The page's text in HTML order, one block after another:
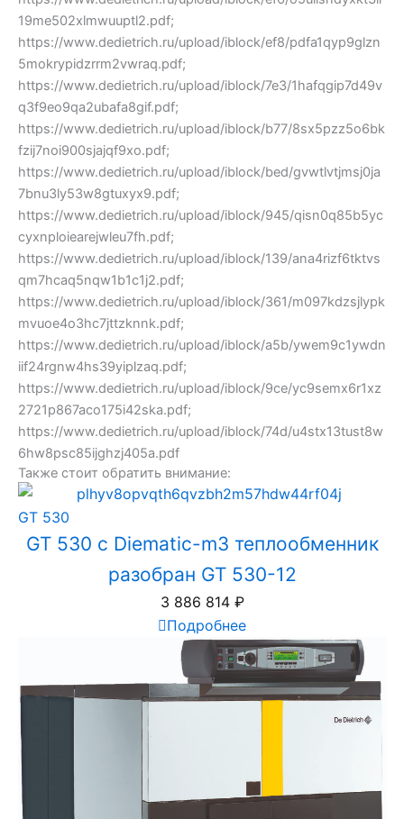
19me502xlmwuuptl2.pdf;
https://www.dedietrich.ru/upload/iblock/ef8/pdfa1qyp9glzn
5mokrypidzrrm2vwraq.pdf;
https://www.dedietrich.ru/upload/iblock/7e3/1hafqgip7d49v
q3f9eo9qa2ubafa8gif.pdf;
https://www.dedietrich.ru/upload/iblock/b77/8sx5pzz5o6bk
fzij7noi900sjajqf9xo.pdf;
https://www.dedietrich.ru/upload/iblock/bed/gvwtlvtjmsj0ja
7bnu3ly53w8gtuxyx9.pdf;
https://www.dedietrich.ru/upload/iblock/945/qisn0q85b5yc
cyxnploiearejwleu7fh.pdf;
https://www.dedietrich.ru/upload/iblock/139/ana4rizf6tktvs
qm7hcaq5nqw1b1c1j2.pdf;
https://www.dedietrich.ru/upload/iblock/361/m097kdzsjlypk
mvuoe4o3hc7jttzknnk.pdf;
https://www.dedietrich.ru/upload/iblock/a5b/ywem9c1ywdn
iif24rgnw4hs39yiplzaq.pdf;
https://www.dedietrich.ru/upload/iblock/9ce/yc9semx6r1xz
2721p867aco175i42ska.pdf;
https://www.dedietrich.ru/upload/iblock/74d/u4stx13tust8w
6hw8psc85ijghzj405a.pdf
Также стоит обратить внимание:
GT 530
GT 530 с Diematic-m3 теплообменник
разобран GT 530-12
3 886 814 ₽
Подробнее